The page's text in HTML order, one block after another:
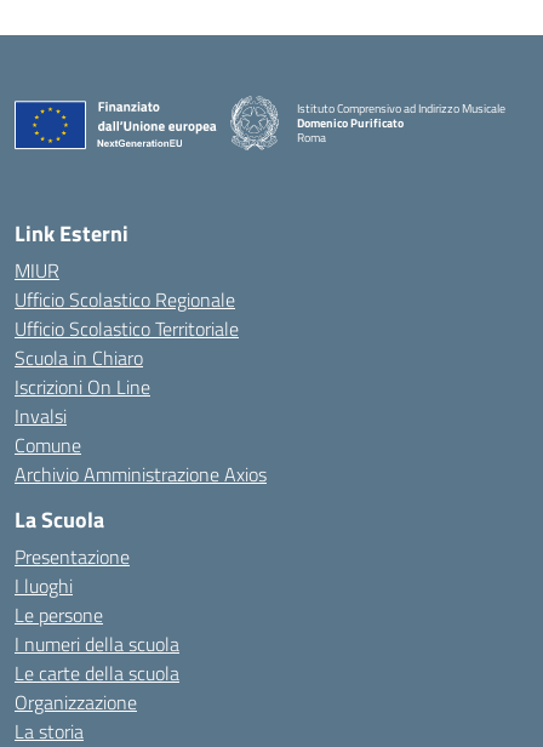
Istituto Comprensivo ad Indirizzo Musicale
Domenico Purificato
Roma
Link Esterni
MIUR
Ufficio Scolastico Regionale
Ufficio Scolastico Territoriale
Scuola in Chiaro
Iscrizioni On Line
Invalsi
Comune
Archivio Amministrazione Axios
La Scuola
Presentazione
I luoghi
Le persone
I numeri della scuola
Le carte della scuola
Organizzazione
La storia